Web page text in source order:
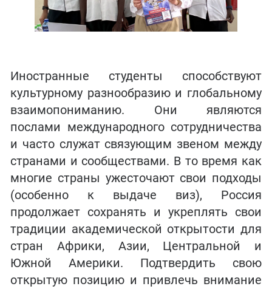
Иностранные студенты способствуют
культурному разнообразию и глобальному
взаимопониманию. Они являются
послами международного сотрудничества
и часто служат связующим звеном между
странами и сообществами. В то время как
многие страны ужесточают свои подходы
(особенно к выдаче виз), Россия
продолжает сохранять и укреплять свои
традиции академической открытости для
стран Африки, Азии, Центральной и
Южной Америки. Подтвердить свою
открытую позицию и привлечь внимание